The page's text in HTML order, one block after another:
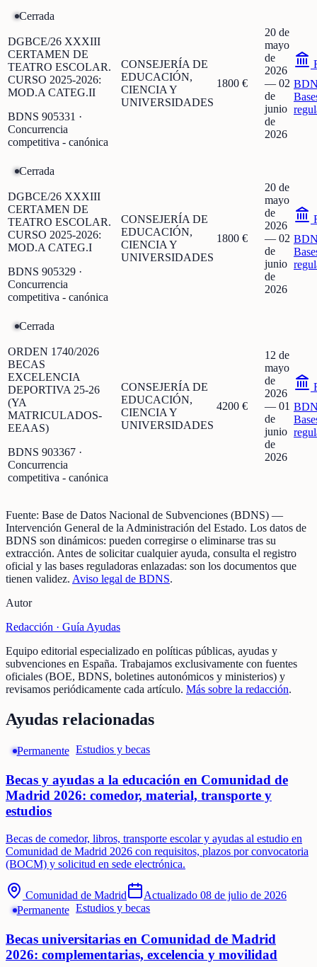
Cerrada
DGBCE/26 XXXIII
CERTAMEN DE
TEATRO ESCOLAR.
CURSO 2025-2026:
MOD.A CATEG.II
BDNS 905331 ·
Concurrencia
competitiva - canónica
CONSEJERÍA DE
EDUCACIÓN,
CIENCIA Y
UNIVERSIDADES
1800 €
20 de
mayo
de
2026
— 02
de
junio
de
2026
Cerrada
DGBCE/26 XXXIII
CERTAMEN DE
TEATRO ESCOLAR.
CURSO 2025-2026:
MOD.A CATEG.I
BDNS 905329 ·
Concurrencia
competitiva - canónica
CONSEJERÍA DE
EDUCACIÓN,
CIENCIA Y
UNIVERSIDADES
1800 €
20 de
mayo
de
2026
— 02
de
junio
de
2026
Cerrada
ORDEN 1740/2026
BECAS
EXCELENCIA
DEPORTIVA 25-26
(YA
MATRICULADOS-
EEAAS)
BDNS 903367 ·
Concurrencia
competitiva - canónica
CONSEJERÍA DE
EDUCACIÓN,
CIENCIA Y
UNIVERSIDADES
4200 €
12 de
mayo
de
2026
— 01
de
junio
de
2026
Fuente: Base de Datos Nacional de Subvenciones (BDNS) —
Intervención General de la Administración del Estado. Los datos de
BDNS son dinámicos: pueden corregirse o eliminarse tras su
extracción. Antes de solicitar cualquier ayuda, consulta el registro
oficial y las bases reguladoras enlazadas: son los documentos que
tienen validez. Aviso legal de BDNS.
Autor
Redacción · Guía Ayudas
Equipo editorial especializado en políticas públicas, ayudas y
subvenciones en España. Trabajamos exclusivamente con fuentes
oficiales (BOE, BDNS, boletines autonómicos y ministerios) y
revisamos periódicamente cada artículo. Más sobre la redacción.
Ayudas relacionadas
Permanente Estudios y becas
Becas y ayudas a la educación en Comunidad de
Madrid 2026: comedor, material, transporte y
estudios
Becas de comedor, libros, transporte escolar y ayudas al estudio en
Comunidad de Madrid 2026 con requisitos, plazos por convocatoria
(BOCM) y solicitud en sede electrónica.
Comunidad de Madrid Actualizado 08 de julio de 2026
Permanente Estudios y becas
Becas universitarias en Comunidad de Madrid
2026: complementarias, excelencia y movilidad